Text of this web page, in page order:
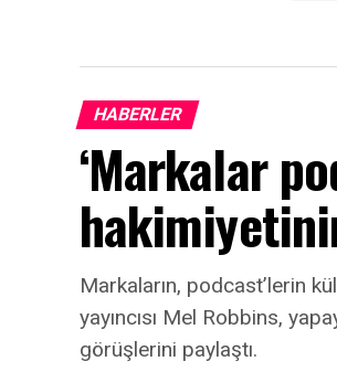
HABERLER
‘Markalar
Markaların, podcast’lerin
yayıncısı Mel Robbins,
görüşlerini paylaştı.